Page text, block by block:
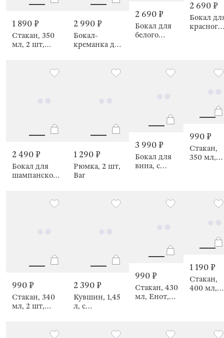
1 890 ₽
Стакан, 350
мл, 2 шт,
2 990 ₽
Бокал-
креманка для
2 690 ₽
Бокал для
белого
2 690 ₽
Бокал
красного
2 490 ₽
Бокал для
шампанского,
1 290 ₽
Рюмка, 2 шт,
Bar
3 990 ₽
Бокал для
вина, с
990 ₽
Стакан,
350 мл,
990 ₽
Стакан, 340
мл, 2 шт,
2 390 ₽
Кувшин, 1,45
л, с
Ribby wood
990 ₽
Стакан, 430
мл, Енот,
1 190 ₽
Стакан,
400 мл,